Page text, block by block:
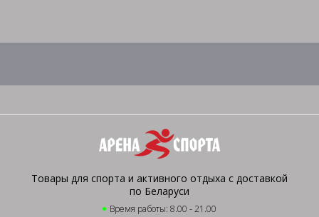
Товары для спорта и активного отдыха с доставкой
по Беларуси
Время работы: 8.00 - 21.00